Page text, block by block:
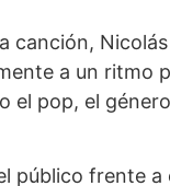
canción,
a un ritmo
el pop, el
público frente a